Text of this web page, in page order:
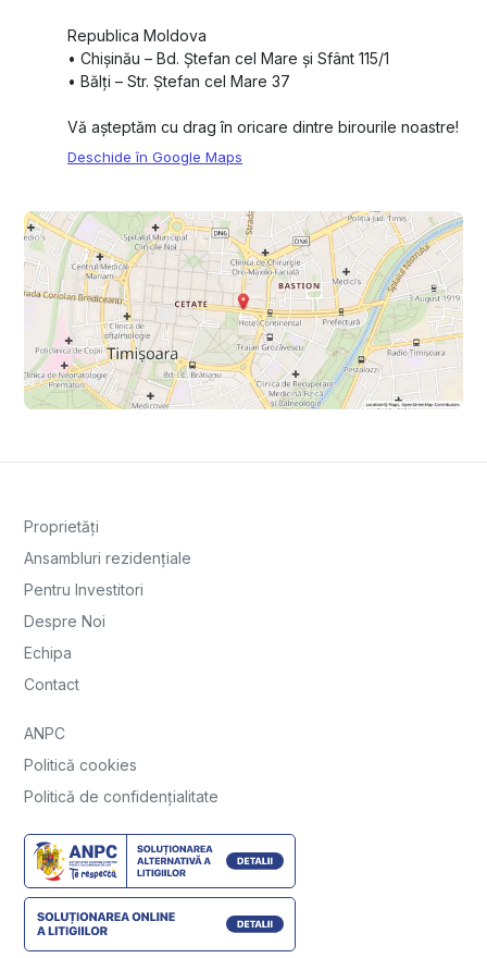
Republica Moldova
•⁠ ⁠Chișinău – Bd. Ștefan cel Mare și Sfânt 115/1
•⁠ ⁠Bălți – Str. Ștefan cel Mare 37
Vă așteptăm cu drag în oricare dintre birourile noastre!
Deschide în Google Maps
Proprietăți
Ansambluri rezidențiale
Pentru Investitori
Despre Noi
Echipa
Contact
ANPC
Politică cookies
Politică de confidențialitate